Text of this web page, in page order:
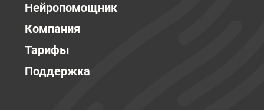
Нейропомощник
Компания
Тарифы
Поддержка